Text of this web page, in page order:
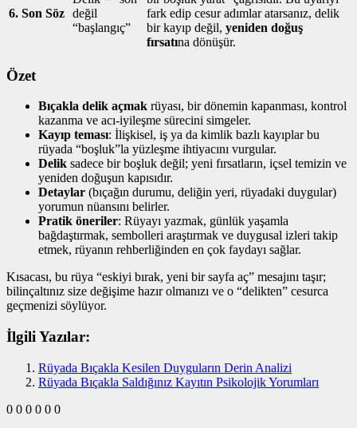
6. Son Söz değil
“başlangıç”
fark edip cesur adımlar atarsanız, delik
bir kayıp değil, yeniden doğuş
fırsatına dönüşür.
Özet
Bıçakla delik açmak rüyası, bir dönemin kapanması, kontrol
kazanma ve acı‑iyileşme sürecini simgeler.
Kayıp teması: İlişkisel, iş ya da kimlik bazlı kayıplar bu
rüyada “boşluk”la yüzleşme ihtiyacını vurgular.
Delik sadece bir boşluk değil; yeni fırsatların, içsel temizin ve
yeniden doğuşun kapısıdır.
Detaylar (bıçağın durumu, deliğin yeri, rüyadaki duygular)
yorumun nüansını belirler.
Pratik öneriler: Rüyayı yazmak, günlük yaşamla
bağdaştırmak, sembolleri araştırmak ve duygusal izleri takip
etmek, rüyanın rehberliğinden en çok faydayı sağlar.
Kısacası, bu rüya “eskiyi bırak, yeni bir sayfa aç” mesajını taşır;
bilinçaltınız size değişime hazır olmanızı ve o “delikten” cesurca
geçmenizi söylüyor.
İlgili Yazılar:
Rüyada Bıçakla Kesilen Duyguların Derin Analizi
Rüyada Bıçakla Saldığınız Kayıtın Psikolojik Yorumları
0 0 0 0 0 0